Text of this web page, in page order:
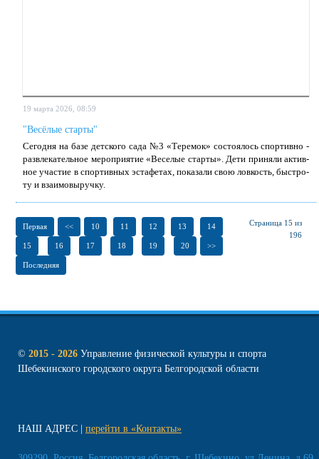
19 марта 2026, 08:59
"Весёлые старты"
Се­го­дня на ба­зе дет­ско­го са­да №3 «Те­ре­мок» со­сто­я­лось спор­тив­но -
раз­вле­ка­тель­ное ме­ро­при­я­тие «Ве­се­лые стар­ты». Де­ти при­ня­ли ак­тив­
ное уча­стие в спор­тив­ных эс­та­фе­тах, по­ка­за­ли свою лов­кость, быст­ро­
ту и вза­и­мо­вы­руч­ку.
Первая << 10 11 12 13 14
15 16 17 18 19 20 >>
Последняя
Страница 15 из
196
© 2015 - 2026 Управление физической культуры и спорта
Шебекинского городского округа Белгородской области
НАШ АДРЕС перейти в «Контакты»